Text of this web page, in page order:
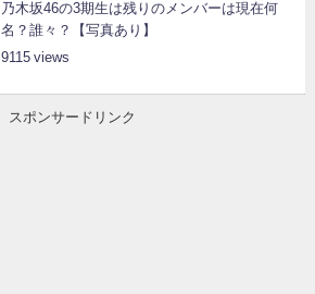
乃木坂46の3期生は残りのメンバーは現在何
名？誰々？【写真あり】
9115
スポンサードリンク